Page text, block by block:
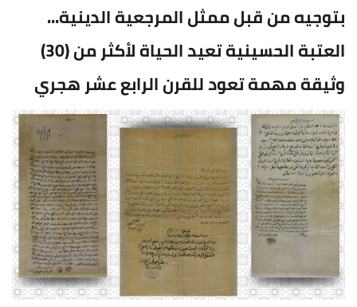
بتوجيه من قبل ممثل المرجعية الدينية...
العتبة الحسينية تعيد الحياة لأكثر من (30)
وثيقة مهمة تعود للقرن الرابع عشر هجري